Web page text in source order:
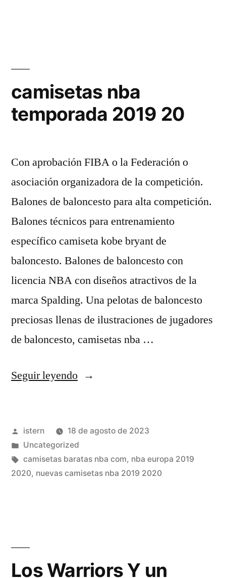
camisetas nba
temporada 2019 20
Con aprobación FIBA o la Federación o
asociación organizadora de la competición.
Balones de baloncesto para alta competición.
Balones técnicos para entrenamiento
específico camiseta kobe bryant de
baloncesto. Balones de baloncesto con
licencia NBA con diseños atractivos de la
marca Spalding. Una pelotas de baloncesto
preciosas llenas de ilustraciones de jugadores
de baloncesto, camisetas nba …
Seguir leyendo«camisetas
2019
20»
Publicado
por
istern
18 de agosto de 2023
Publicado
en
Uncategorized
Etiquetas:
camisetas baratas nba com, nba europa 2019
2020, nuevas camisetas nba 2019 2020
Los Warriors Y un